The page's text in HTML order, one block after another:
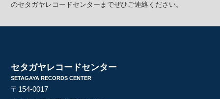
のセタガヤレコードセンターまでぜひご連絡ください。
セタガヤレコードセンター
SETAGAYA RECORDS CENTER
〒154-0017